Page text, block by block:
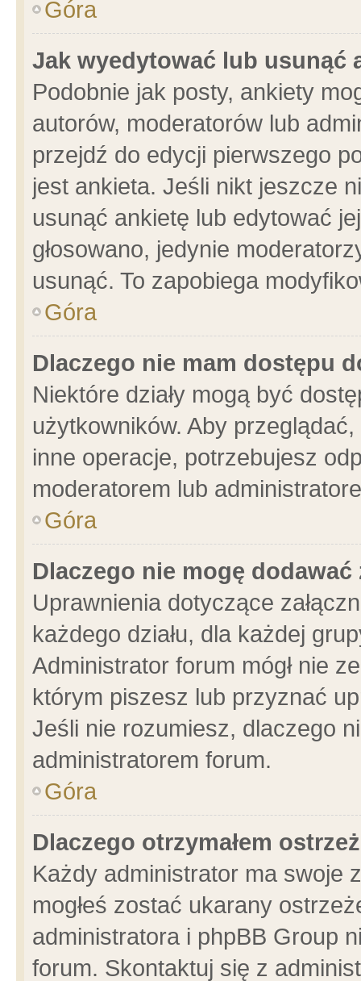
Góra
Jak wyedytować lub usunąć
Podobnie jak posty, ankiety
autorów, moderatorów lub
przejdź do edycji pierwszego
jest ankieta. Jeśli nikt jeszcze
usunąć ankietę lub edytować
głosowano, jedynie
usunąć. To zapobiega
Góra
Dlaczego nie mam dostępu
Niektóre działy mogą być
użytkowników. Aby
inne operacje, potrzebujesz
moderatorem lub
Góra
Dlaczego nie mogę dodawać
Uprawnienia dotyczące
każdego działu, dla każdej
Administrator forum mógł nie
którym piszesz lub przyznać
Jeśli nie rozumiesz, dlaczego
administratorem forum.
Góra
Dlaczego otrzymałem
Każdy administrator ma swoje
mogłeś zostać ukarany
administratora i phpBB Group
forum. Skontaktuj się z